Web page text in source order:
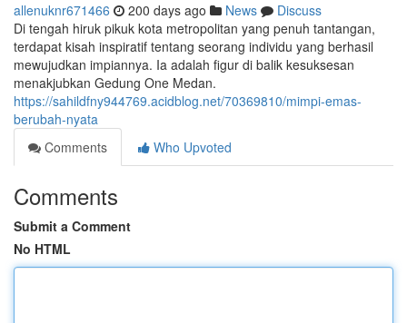
allenuknr671466 200 days ago News
Discuss
Di tengah hiruk pikuk kota metropolitan yang penuh tantangan,
terdapat kisah inspiratif tentang seorang individu yang berhasil
mewujudkan impiannya. Ia adalah figur di balik kesuksesan
menakjubkan Gedung One Medan.
https://sahildfny944769.acidblog.net/70369810/mimpi-emas-
berubah-nyata
Comments
Who Upvoted
Comments
Submit a Comment
No HTML